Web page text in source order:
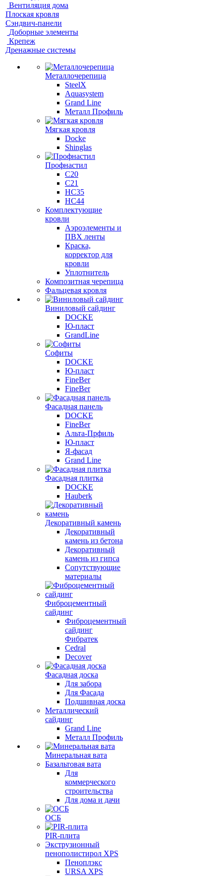
Вентиляция дома
Плоская кровля
Сэндвич-панели
Доборные элементы
Крепеж
Дренажные системы
Металлочерепица
SteelX
Aquasystem
Grand Line
Металл Профиль
Мягкая кровля
Docke
Shinglas
Профнастил
C20
C21
НС35
НС44
Комплектующие
кровли
Аэроэлементы и
ПВХ ленты
Краска,
корректор для
кровли
Уплотнитель
Композитная черепица
Фальцевая кровля
Виниловый сайдинг
DOCKE
Ю-пласт
GrandLine
Софиты
DOCKE
Ю-пласт
FineBer
FineBer
Фасадная панель
DOCKE
FineBer
Альта-Прфиль
Ю-пласт
Я-фасад
Grand Line
Фасадная плитка
DOCKE
Hauberk
Декоративный камень
Декоративный
камень из бетона
Декоративный
камень из гипса
Сопутствующие
материалы
Фиброцементный
сайдинг
Фиброцементный
сайдинг
Фибратек
Cedral
Decover
Фасадная доска
Для забора
Для Фасада
Подшивная доска
Металлический
сайдинг
Grand Line
Металл Профиль
Минеральная вата
Базальтовая вата
Для
коммерческого
строительства
Для дома и дачи
ОСБ
PIR-плита
Экструзионный
пенополистирол XPS
Пеноплэкс
URSA XPS